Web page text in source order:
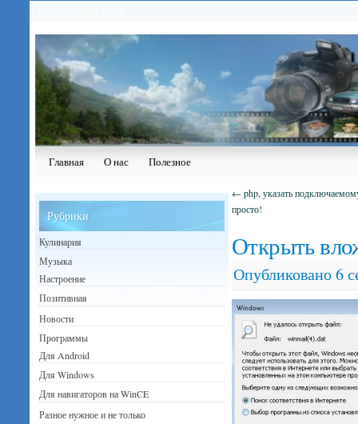
Главная О нас Полезное
← php, указать
просто!
Открыть
Опубликовано6
Рубрики
Кулинария
Музыка
Настроение
Позитивная
Новости
Программы
Для Android
Для Windows
Для навигаторов на WinCE
Разное нужное и не только